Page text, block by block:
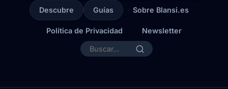
Descubre Guías Sobre Blansi.es
Política de Privacidad Newsletter